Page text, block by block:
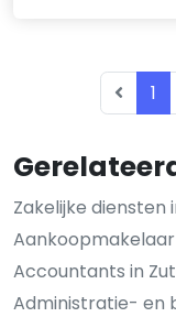
Zakelijke diensten
Accountants in
Administratie- en
1